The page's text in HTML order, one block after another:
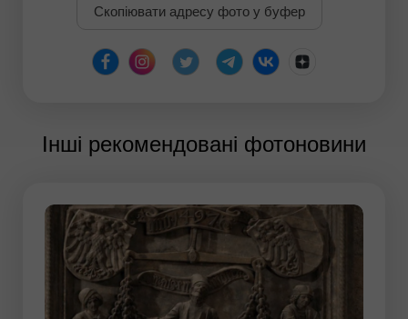
Скопіювати адресу фото у буфер
Інші рекомендовані фотоновини